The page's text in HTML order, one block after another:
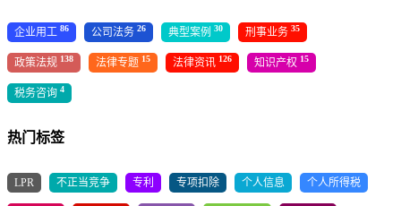
企业用工 86 公司法务 26 典型案例 30 刑事业务 35
政策法规 138 法律专题 15 法律资讯 126 知识产权 15
税务咨询 4
热门标签
LPR 不正当竞争 专利 专项扣除 个人信息 个人所得税